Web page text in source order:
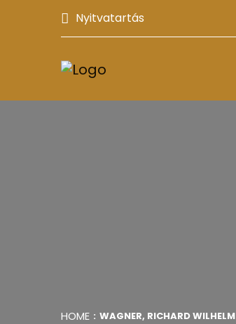
Nyitvatartás
HOME WAGNER, RICHARD WILHELM